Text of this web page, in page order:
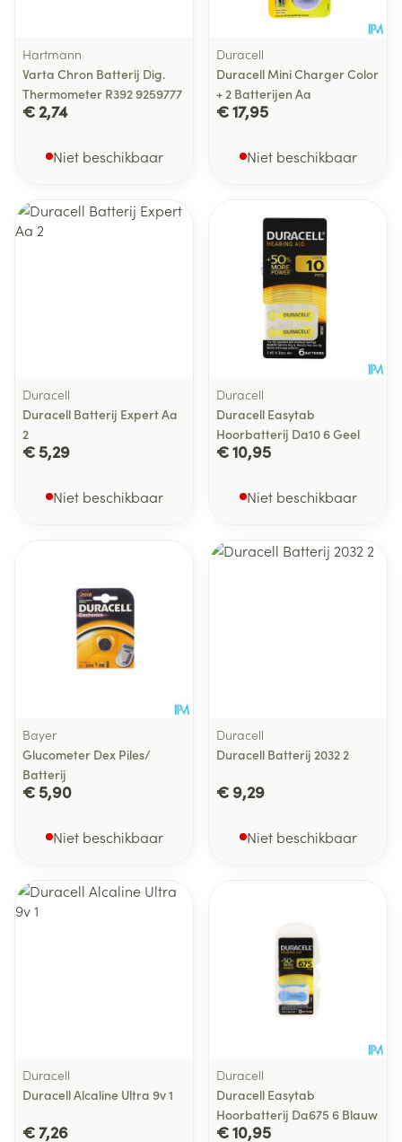
Hartmann
Varta Chron Batterij Dig.
Thermometer R392 9259777
€ 2,74
Niet beschikbaar
Duracell
Duracell Mini Charger Color
+ 2 Batterijen Aa
€ 17,95
Niet beschikbaar
Duracell
Duracell Batterij Expert Aa
2
€ 5,29
Niet beschikbaar
Duracell
Duracell Easytab
Hoorbatterij Da10 6 Geel
€ 10,95
Niet beschikbaar
Bayer
Glucometer Dex Piles/
Batterij
€ 5,90
Niet beschikbaar
Duracell
Duracell Batterij 2032 2
€ 9,29
Niet beschikbaar
Duracell
Duracell Alcaline Ultra 9v 1
€ 7,26
Duracell
Duracell Easytab
Hoorbatterij Da675 6 Blauw
€ 10,95